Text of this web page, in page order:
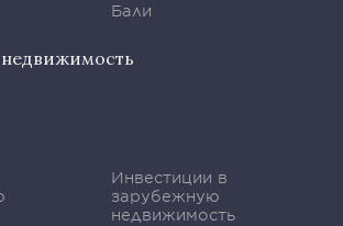
Бали
Инвестиции в
зарубежную
недвижимость